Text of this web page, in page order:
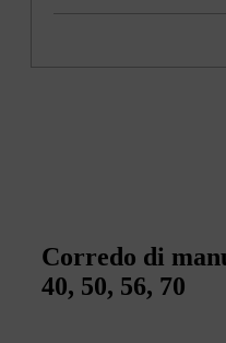
Corredo di
40, 50, 56, 70